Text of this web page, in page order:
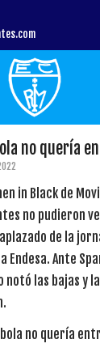
no quería
in Black de
no pudieron
de la
Endesa. Ante
notó las bajas y